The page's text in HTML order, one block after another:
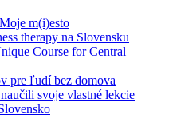
m(i)esto
therapy na Slovensku
Course for Central
pre ľudí bez domova
svoje vlastné lekcie